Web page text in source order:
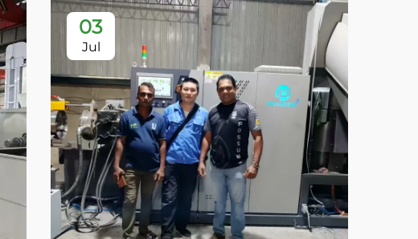
03
Jul